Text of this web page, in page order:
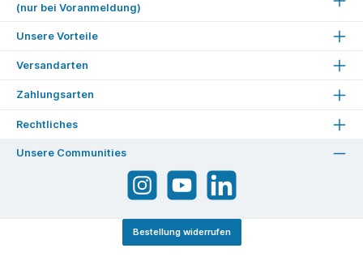
(nur bei Voranmeldung)
Unsere Vorteile
Versandarten
Zahlungsarten
Rechtliches
Unsere Communities
Bestellung widerrufen